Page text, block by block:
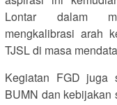
Lontar dalam
mengkalibrasi arah
TJSL di masa
Kegiatan FGD juga
BUMN dan kebijakan